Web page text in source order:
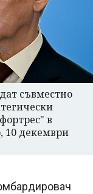
съвместно
в
10 декември